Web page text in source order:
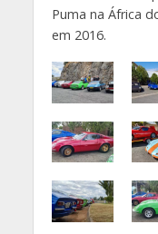
Puma na África
em 2016.